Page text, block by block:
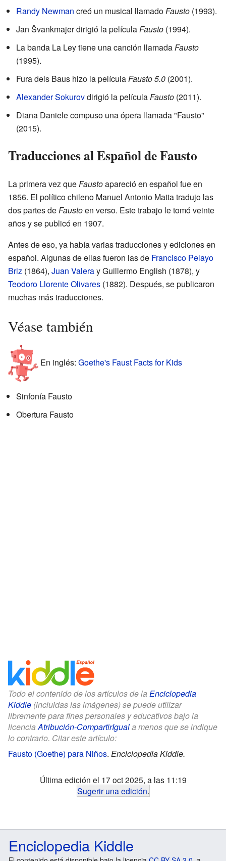
Randy Newman creó un musical llamadoFausto (1993).
Jan Švankmajer dirigió la películaFausto (1994).
La banda La Ley tiene una canción llamadaFausto
(1995).
Fura dels Baus hizo la películaFausto 5.0 (2001).
Alexander Sokurovdirigió la películaFausto (2011).
Diana Daniele compuso una ópera llamada "Fausto"
(2015).
Traducciones al Español de Fausto
La primera vez queFaustoapareció en español fue en
1856. El político chileno Manuel Antonio Matta tradujo las
dos partes deFaustoen verso. Este trabajo le tomó veinte
años y se publicó en 1907.
Antes de eso, ya había varias traducciones y ediciones en
español. Algunas de ellas fueron las de Francisco Pelayo
Briz (1864), Juan Valeray Guillermo English (1878), y
Teodoro Llorente Olivares (1882). Después, se publicaron
muchas más traducciones.
Véase también
En inglés: Goethe's Faust Facts for Kids
Sinfonía Fausto
Obertura Fausto
Todo el contenido de los artículos de la Enciclopedia
Kiddle (incluidas las imágenes) se puede utilizar
libremente para fines personales y educativos bajo la
licenciaAtribución-CompartirIguala menos que se indique
lo contrario. Citar este artículo:
Fausto (Goethe) para Niños. Enciclopedia Kiddle.
Última edición el 17 oct 2025, a las 11:19
Sugerir una edición.
Enciclopedia Kiddle